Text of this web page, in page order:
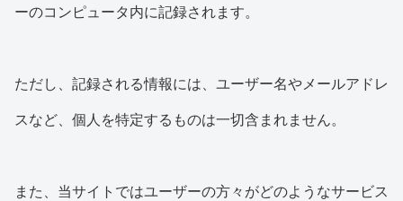
ーのコンピュータ内に記録されます。
ただし、記録される情報には、ユーザー名やメールアドレ
スなど、個人を特定するものは一切含まれません。
また、当サイトではユーザーの方々がどのようなサービス